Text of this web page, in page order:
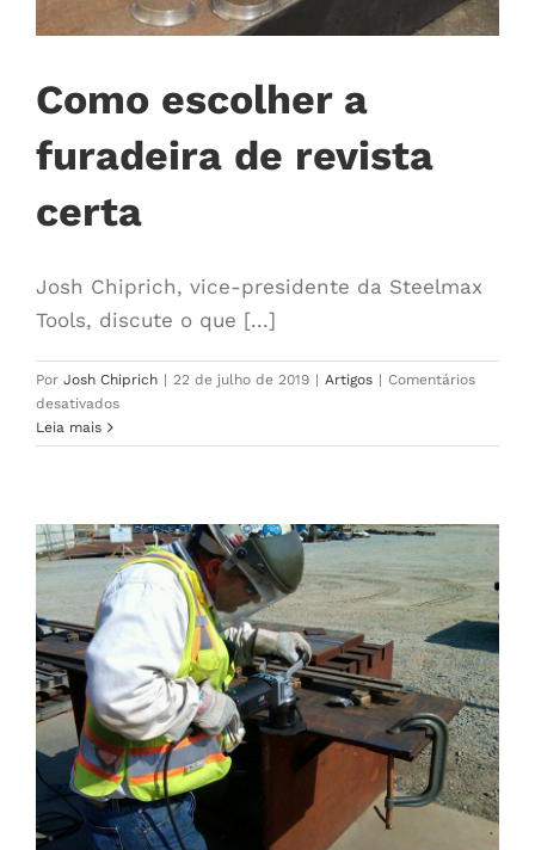
Como escolher a
furadeira de revista
certa
Josh Chiprich, vice-presidente da Steelmax
Tools, discute o que [...]
Por Josh Chiprich | 22 de julho de 2019 | Artigos | Comentários
desativadosem
to
Right
Mag
Drill
Leia mais